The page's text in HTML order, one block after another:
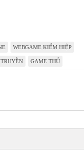
WEBGAME KIẾM HIỆP
GAME THỦ